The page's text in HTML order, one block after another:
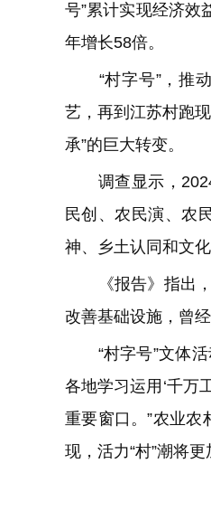
号”累计实现经济效
年增长58倍。
“村字号”，推动
艺，再到江苏村跑
承”的巨大转变。
调查显示，2024
民创、农民演、农
神、乡土认同和文
《报告》指出，“
改善基础设施，曾
“村字号”文体活
各地学习运用‘千万
重要窗口。”农业农
现，活力“村”潮将